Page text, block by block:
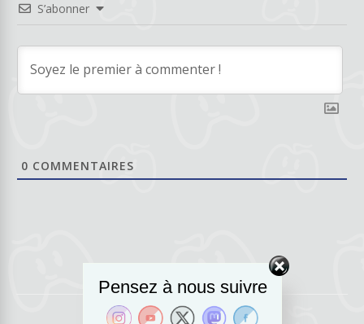
S’abonner
0 COMMENTAIRES
Pensez à nous suivre